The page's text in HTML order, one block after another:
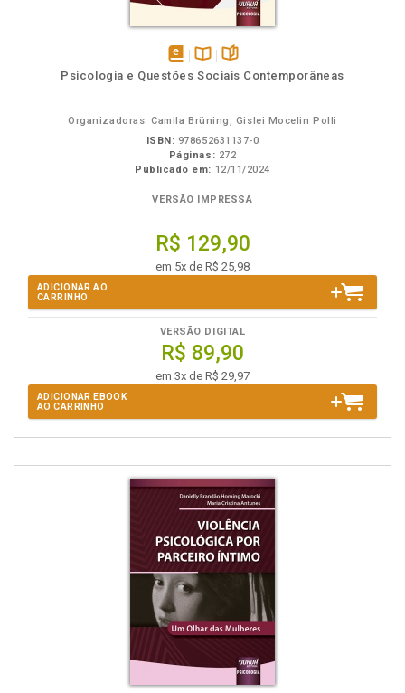
disponívelDisponível
páginas
Psicologia e Questões Sociais Contemporâneas
Organizadoras: Camila Brüning, Gislei Mocelin Polli
ISBN: 978652631137-0
Páginas: 272
Publicado em: 12/11/2024
VERSÃO IMPRESSA
R$ 129,90
em 5x de R$ 25,98
ADICIONAR AO
CARRINHO
VERSÃO DIGITAL
R$ 89,90
em 3x de R$ 29,97
ADICIONAR EBOOK
AO CARRINHO